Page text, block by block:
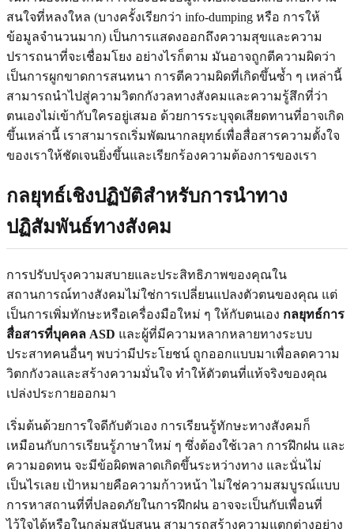
สนใจที่หลงใหล (บางครั้งเรียกว่า info-dumping หรือ การให้
ข้อมูลจำนวนมาก) เป็นการแสดงออกถึงความสุขและความ
ปรารถนาที่จะเชื่อมโยง อย่างไรก็ตาม มันอาจถูกตีความผิดว่า
เป็นการผูกขาดการสนทนา การตีความผิดที่เกิดขึ้นซ้ำ ๆ เหล่านี้
สามารถนำไปสู่ความวิตกกังวลทางสังคมและความรู้สึกที่ว่า
ตนเองไม่เข้ากับใครอยู่เสมอ ด้วยการระบุจุดเสียดทานที่อาจเกิด
ขึ้นเหล่านี้ เราสามารถเริ่มพัฒนากลยุทธ์เพื่อสื่อสารความตั้งใจ
ของเราให้ชัดเจนยิ่งขึ้นและเรียกร้องความต้องการของเรา
กลยุทธ์เชิงปฏิบัติสำหรับการนำทาง
ปฏิสัมพันธ์ทางสังคม
การปรับปรุงความสบายและประสิทธิภาพของคุณใน
สถานการณ์ทางสังคมไม่ใช่การเปลี่ยนแปลงตัวตนของคุณ แต่
เป็นการเพิ่มทักษะหรือเครื่องมือใหม่ ๆ ให้กับตนเอง กลยุทธ์การ
สื่อสารที่บุคคล ASD และผู้ที่มีความหลากหลายทางระบบ
ประสาทคนอื่นๆ พบว่ามีประโยชน์ ถูกออกแบบมาเพื่อลดความ
วิตกกังวลและสร้างความมั่นใจ ทำให้ตัวตนที่แท้จริงของคุณ
เปล่งประกายออกมา
เริ่มต้นด้วยการใจดีกับตัวเอง การเรียนรู้ทักษะทางสังคมก็
เหมือนกับการเรียนรู้ภาษาใหม่ ๆ ซึ่งต้องใช้เวลา การฝึกฝน และ
ความอดทน จะมีข้อผิดพลาดเกิดขึ้นระหว่างทาง และนั่นไม่
เป็นไรเลย เป้าหมายคือความก้าวหน้า ไม่ใช่ความสมบูรณ์แบบ
การหาสถานที่ที่ปลอดภัยในการฝึกฝน อาจจะเป็นกับเพื่อนที่
ไว้ใจได้หรือในกลุ่มสนับสนุน สามารถสร้างความแตกต่างอย่าง